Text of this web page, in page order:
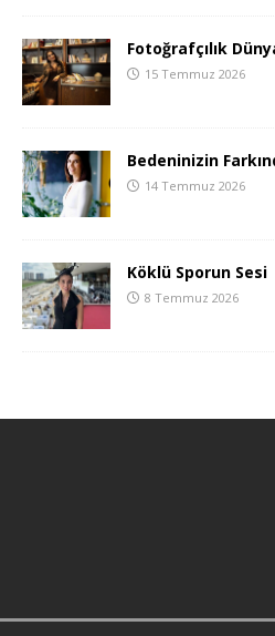
Fotoğrafçılık
15 Temmuz 2026
Bedeninizin
14 Temmuz 2026
Köklü Sporun Sesi
8 Temmuz 2026